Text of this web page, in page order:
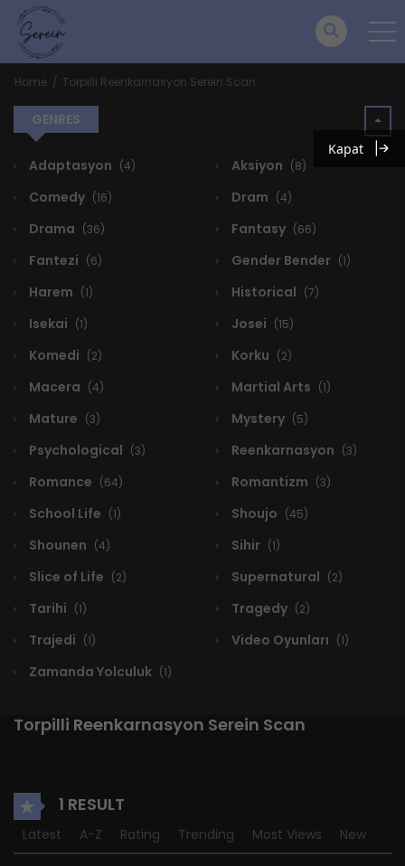
Home Torpilli Reenkarnasyon Serein Scan
GENRES
Adaptasyon (4) Aksiyon (8)
Comedy (16) Dram (4)
Drama (36) Fantasy (66)
Fantezi (6) Gender Bender (1)
Harem (1) Historical (7)
Isekai (1) Josei (15)
Komedi (2) Korku (2)
Macera (4) Martial Arts (1)
Mature (3) Mystery (5)
Psychological (3) Reenkarnasyon (3)
Romance (64) Romantizm (3)
School Life (1) Shoujo (45)
Shounen (4) Sihir (1)
Slice of Life (2) Supernatural (2)
Tarihi (1) Tragedy (2)
Trajedi (1) Video Oyunları (1)
Zamanda Yolculuk (1)
Torpilli Reenkarnasyon Serein Scan
1 RESULT
Latest A-Z Rating Trending Most Views New
Kapat